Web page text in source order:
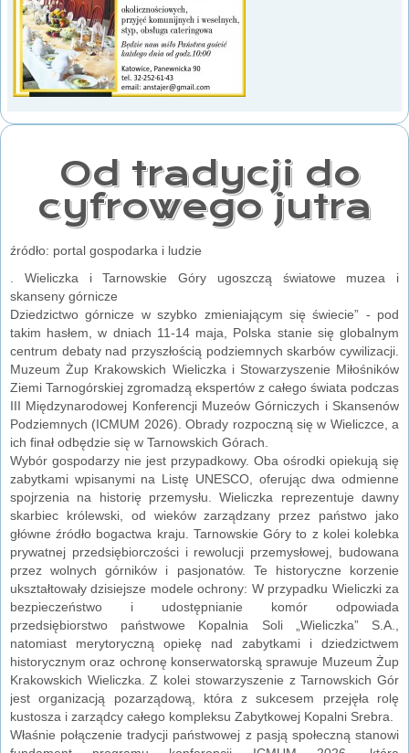
Od tradycji do
cyfrowego jutra
źródło: portal gospodarka i ludzie
. Wieliczka i Tarnowskie Góry ugoszczą światowe muzea i
skanseny górnicze
Dziedzictwo górnicze w szybko zmieniającym się świecie” - pod
takim hasłem, w dniach 11-14 maja, Polska stanie się globalnym
centrum debaty nad przyszłością podziemnych skarbów cywilizacji.
Muzeum Żup Krakowskich Wieliczka i Stowarzyszenie Miłośników
Ziemi Tarnogórskiej zgromadzą ekspertów z całego świata podczas
III Międzynarodowej Konferencji Muzeów Górniczych i Skansenów
Podziemnych (ICMUM 2026). Obrady rozpoczną się w Wieliczce, a
ich finał odbędzie się w Tarnowskich Górach.
Wybór gospodarzy nie jest przypadkowy. Oba ośrodki opiekują się
zabytkami wpisanymi na Listę UNESCO, oferując dwa odmienne
spojrzenia na historię przemysłu. Wieliczka reprezentuje dawny
skarbiec królewski, od wieków zarządzany przez państwo jako
główne źródło bogactwa kraju. Tarnowskie Góry to z kolei kolebka
prywatnej przedsiębiorczości i rewolucji przemysłowej, budowana
przez wolnych górników i pasjonatów. Te historyczne korzenie
ukształtowały dzisiejsze modele ochrony: W przypadku Wieliczki za
bezpieczeństwo i udostępnianie komór odpowiada
przedsiębiorstwo państwowe Kopalnia Soli „Wieliczka” S.A.,
natomiast merytoryczną opiekę nad zabytkami i dziedzictwem
historycznym oraz ochronę konserwatorską sprawuje Muzeum Żup
Krakowskich Wieliczka. Z kolei stowarzyszenie z Tarnowskich Gór
jest organizacją pozarządową, która z sukcesem przejęła rolę
kustosza i zarządcy całego kompleksu Zabytkowej Kopalni Srebra.
Właśnie połączenie tradycji państwowej z pasją społeczną stanowi